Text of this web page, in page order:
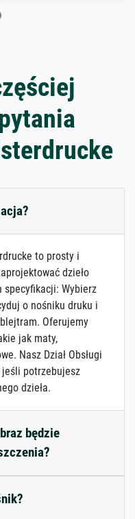
to prosty i
dzieło
specyfikacji: Wybierz
o nośniku druku i
Oferujemy
jak maty,
Nasz Dział Obsługi
potrzebujesz
dzieła.
będzie